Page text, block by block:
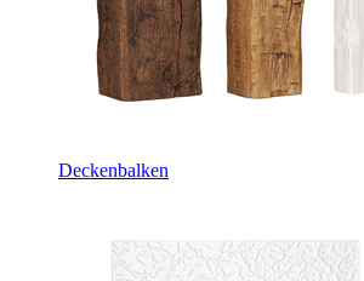
Deckenbalken